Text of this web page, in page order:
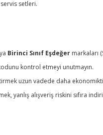
setleri.
Birinci Sınıf Eşdeğer markaları
kontrol etmeyi unutmayın.
uzun vadede daha
yanlış alışveriş riskini sıfıra